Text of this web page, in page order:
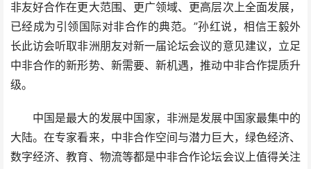
非友好合作在更大范围、更广领域、更高层次上全面发展，
已经成为引领国际对非合作的典范。”孙红说，相信王毅外
长此访会听取非洲朋友对新一届论坛会议的意见建议，立足
中非合作的新形势、新需要、新机遇，推动中非合作提质升
级。
中国是最大的发展中国家，非洲是发展中国家最集中的
大陆。在专家看来，中非合作空间与潜力巨大，绿色经济、
数字经济、教育、物流等都是中非合作论坛会议上值得关注